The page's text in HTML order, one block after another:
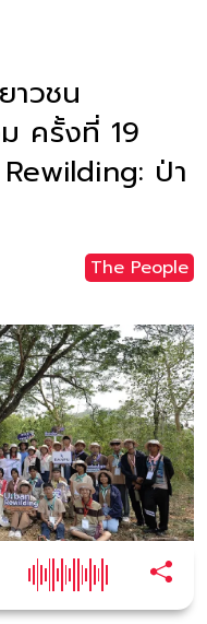
าวชน
ครั้งที่ 19
ป่า
The People